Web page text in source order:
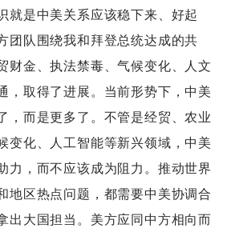
就是中美关系应该稳下来、好起
团队围绕我和拜登总统达成的共
财金、执法禁毒、气候变化、人文
，取得了进展。当前形势下，中美
，而是更多了。不管是经贸、农业
变化、人工智能等新兴领域，中美
力，而不应该成为阻力。推动世界
地区热点问题，都需要中美协调合
出大国担当。美方应同中方相向而